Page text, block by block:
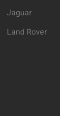
Jaguar
Land Rover